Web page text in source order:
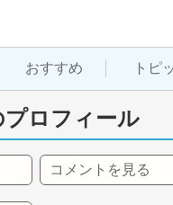
おすすめ トピ
プロフィール
コメントを見る